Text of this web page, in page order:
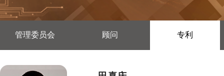
管理委员会 顾问 专利